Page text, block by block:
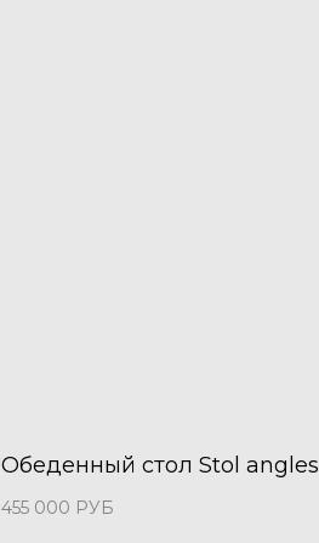
Обеденный стол Stol angles
455 000 РУБ